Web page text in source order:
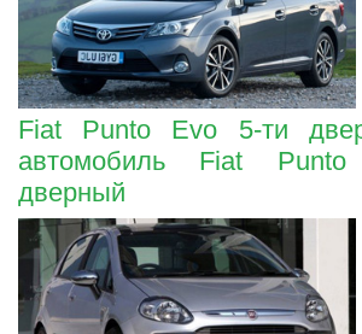
Fiat Punto Evo 5-ти
автомобиль Fiat
дверный